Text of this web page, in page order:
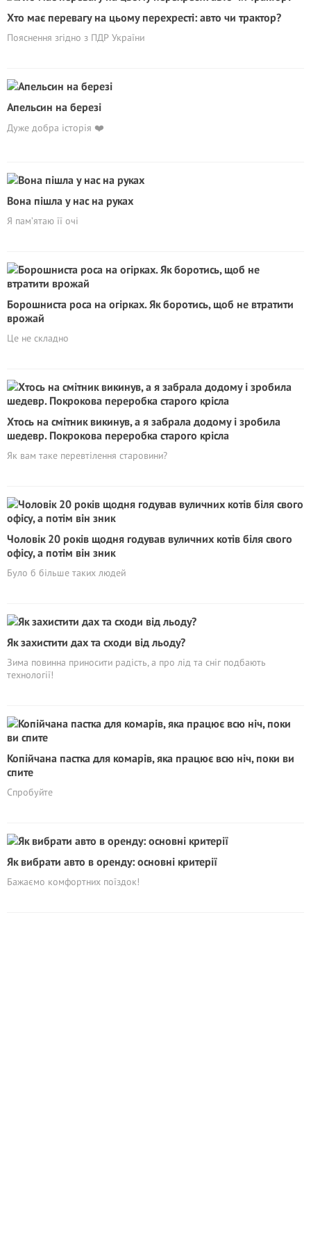
Хто має перевагу на цьому перехресті: авто чи трактор?
Пояснення згідно з ПДР України
Апельсин на березі
Дуже добра історія ❤️
Вона пішла у нас на руках
Я пам’ятаю її очі
Борошниста роса на огірках. Як боротись, щоб не втратити
врожай
Це не складно
Хтось на смітник викинув, а я забрала додому і зробила
шедевр. Покрокова переробка старого крісла
Як вам таке перевтілення старовини?
Чоловік 20 років щодня годував вуличних котів біля свого
офісу, а потім він зник
Було б більше таких людей
Як захистити дах та сходи від льоду?
Зима повинна приносити радість, а про лід та сніг подбають
технології!
Копійчана пастка для комарів, яка працює всю ніч, поки ви
спите
Спробуйте
Як вибрати авто в оренду: основні критерії
Бажаємо комфортних поїздок!